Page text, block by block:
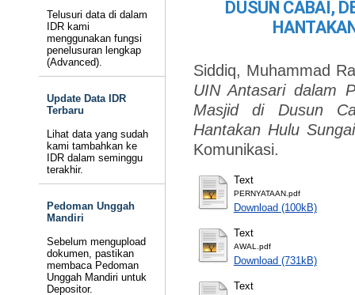
Telusuri data di dalam
IDR kami
menggunakan fungsi
penelusuran lengkap
(Advanced).
Update Data IDR
Terbaru
Lihat data yang sudah
kami tambahkan ke
IDR dalam seminggu
terakhir.
Pedoman Unggah
Mandiri
Sebelum mengupload
dokumen, pastikan
membaca Pedoman
Unggah Mandiri untuk
Depositor.
DUSUN CABAI,
Siddiq, Muhammad
UIN Antasari dalam
Masjid di Dusun
Hantakan Hulu
Komunikasi.
Text
PERNYATAAN.pdf
Download (100kB)
Text
AWAL.pdf
Download (731kB)
Text